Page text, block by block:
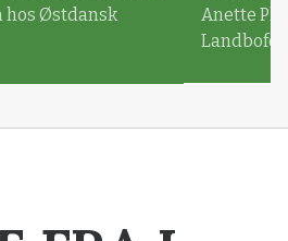
hos Østdansk
Anette